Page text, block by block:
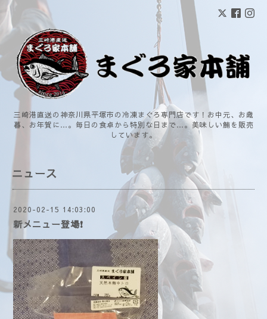
三崎港直送の神奈川県平塚市の冷凍まぐろ専門店です！お中元、お歳
暮、お年賀に…。毎日の食卓から特別な日まで…。美味しい鮪を販売
しています。
ニュース
2020-02-15 14:03:00
新メニュー登場❗